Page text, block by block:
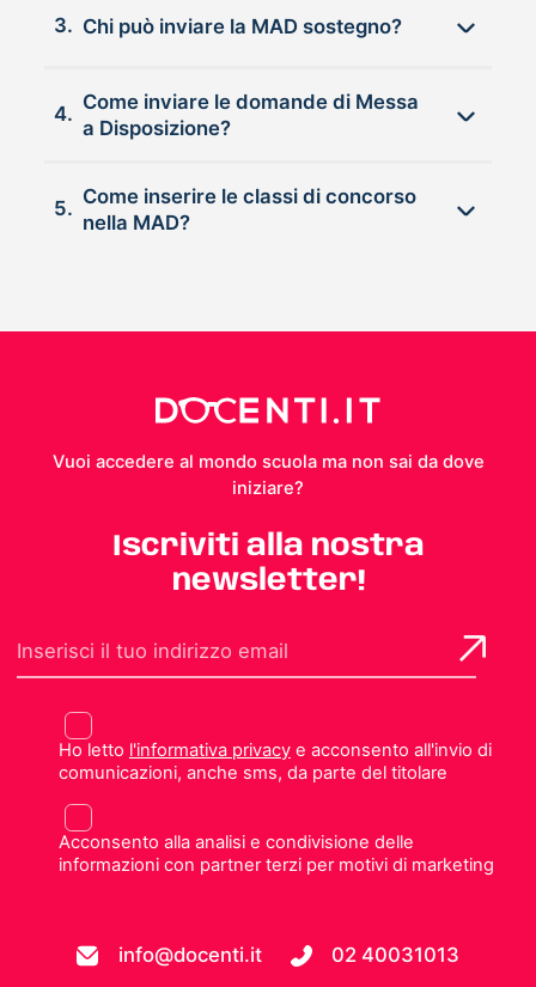
3. Chi può inviare la MAD sostegno?
4.
Come inviare le domande di Messa
a Disposizione?
5.
Come inserire le classi di concorso
nella MAD?
Vuoi accedere al mondo scuola ma non sai da dove
iniziare?
Iscriviti alla nostra
newsletter!
Ho letto l'informativa privacye acconsento all'invio di
comunicazioni, anche sms, da parte del titolare
Acconsento alla analisi e condivisione delle
informazioni con partner terzi per motivi di marketing
info@docenti.it 02 40031013